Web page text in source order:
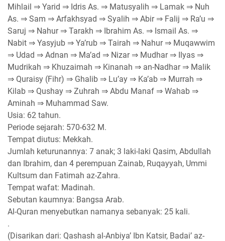
Mihlail ⇒ Yarid ⇒ Idris As. ⇒ Matusyalih ⇒ Lamak ⇒ Nuh
As. ⇒ Sam ⇒ Arfakhsyad ⇒ Syalih ⇒ Abir ⇒ Falij ⇒ Ra’u ⇒
Saruj ⇒ Nahur ⇒ Tarakh ⇒ Ibrahim As. ⇒ Ismail As. ⇒
Nabit ⇒ Yasyjub ⇒ Ya’rub ⇒ Tairah ⇒ Nahur ⇒ Muqawwim
⇒ Udad ⇒ Adnan ⇒ Ma’ad ⇒ Nizar ⇒ Mudhar ⇒ Ilyas ⇒
Mudrikah ⇒ Khuzaimah ⇒ Kinanah ⇒ an-Nadhar ⇒ Malik
⇒ Quraisy (Fihr) ⇒ Ghalib ⇒ Lu’ay ⇒ Ka’ab ⇒ Murrah ⇒
Kilab ⇒ Qushay ⇒ Zuhrah ⇒ Abdu Manaf ⇒ Wahab ⇒
Aminah ⇒ Muhammad Saw.
Usia: 62 tahun.
Periode sejarah: 570-632 M.
Tempat diutus: Mekkah.
Jumlah keturunannya: 7 anak; 3 laki-laki Qasim, Abdullah
dan Ibrahim, dan 4 perempuan Zainab, Ruqayyah, Ummi
Kultsum dan Fatimah az-Zahra.
Tempat wafat: Madinah.
Sebutan kaumnya: Bangsa Arab.
Al-Quran menyebutkan namanya sebanyak: 25 kali.
.
(Disarikan dari: Qashash al-Anbiya’ Ibn Katsir, Badai’ az-